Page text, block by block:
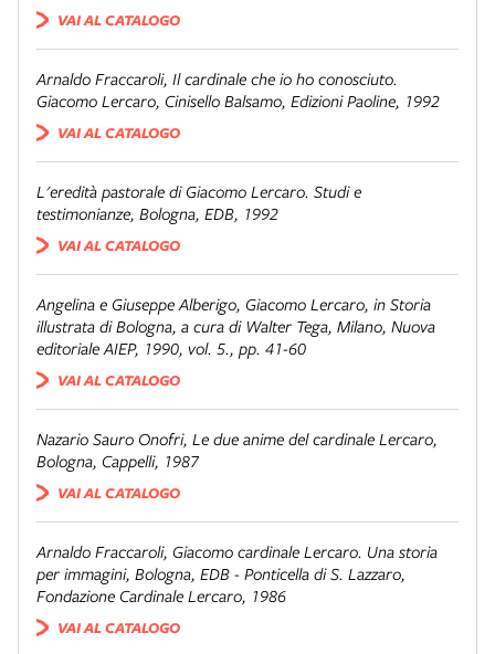
VAI AL CATALOGO
Arnaldo Fraccaroli, Il cardinale che io ho conosciuto.
Giacomo Lercaro, Cinisello Balsamo, Edizioni Paoline, 1992
VAI AL CATALOGO
L'eredità pastorale di Giacomo Lercaro. Studi e
testimonianze, Bologna, EDB, 1992
VAI AL CATALOGO
Angelina e Giuseppe Alberigo, Giacomo Lercaro, in Storia
illustrata di Bologna, a cura di Walter Tega, Milano, Nuova
editoriale AIEP, 1990, vol. 5., pp. 41-60
VAI AL CATALOGO
Nazario Sauro Onofri, Le due anime del cardinale Lercaro,
Bologna, Cappelli, 1987
VAI AL CATALOGO
Arnaldo Fraccaroli, Giacomo cardinale Lercaro. Una storia
per immagini, Bologna, EDB - Ponticella di S. Lazzaro,
Fondazione Cardinale Lercaro, 1986
VAI AL CATALOGO